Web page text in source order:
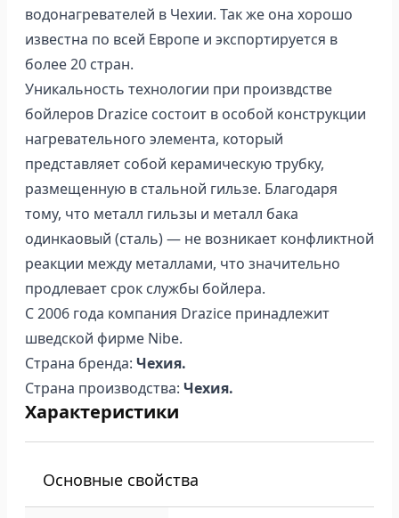
водонагревателей в Чехии. Так же она хорошо
известна по всей Европе и экспортируется в
более 20 стран.
Уникальность технологии при произвдстве
бойлеров Drazice состоит в особой конструкции
нагревательного элемента, который
представляет собой керамическую трубку,
размещенную в стальной гильзе. Благодаря
тому, что металл гильзы и металл бака
одинкаовый (сталь) — не возникает конфликтной
реакции между металлами, что значительно
продлевает срок службы бойлера.
С 2006 года компания Drazice принадлежит
шведской фирме Nibe.
Страна бренда: Чехия.
Страна производства: Чехия.
Характеристики
Основные свойства